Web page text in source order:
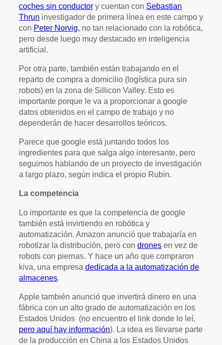
coches sin conductor y cuentan con Sebastian
Thrun investigador de primera línea en este campo y
con Peter Norvig, no tan relacionado con la robótica,
pero desde luego muy destacado en inteligencia
artificial.
Por otra parte, también están trabajando en el
reparto de compra a domicilio (logística pura sin
robots) en la zona de Sillicon Valley. Esto es
importante porque le va a proporcionar a google
datos obtenidos en el campo de trabajo y no
dependerán de hacer desarrollos teóricos.
Parece que google está juntando todos los
ingredientes para que salga algo interesante, pero
seguimos hablando de un proyecto de investigación
a largo plazo, según indica el propio Rubin.
La competencia
Lo importante es que la competencia de google
también está invirtiendo en robótica y
automatización. Amazon anunció que trabajaría en
robotizar la distribución, pero con drones en vez de
robots con piernas. Y hace un año que compraron
kiva, una empresa dedicada a la automatización de
almacenes.
Apple también anunció que invertirá dinero en una
fábrica con un alto grado de automatización en los
Estados Unidos (no encuentro el link donde lo leí,
pero aquí hay información). La idea es llevarse parte
de la producción en China a los Estados Unidos